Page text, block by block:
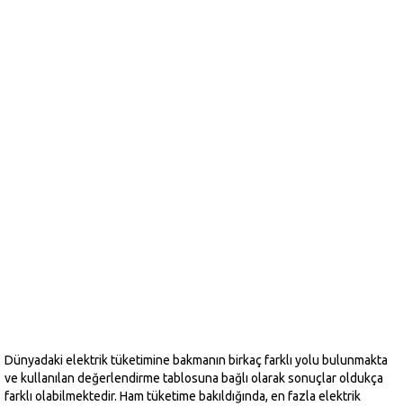
Dünyadaki elektrik tüketimine bakmanın birkaç farklı yolu bulunmakta
ve kullanılan değerlendirme tablosuna bağlı olarak sonuçlar oldukça
farklı olabilmektedir. Ham tüketime bakıldığında, en fazla elektrik